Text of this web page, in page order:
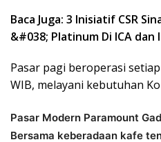
Baca Juga: 3 Inisiatif CSR
&#038; Platinum Di ICA dan
Pasar pagi beroperasi
WIB, melayani kebutuhan
Pasar Modern Paramount
Bersama keberadaan kafe